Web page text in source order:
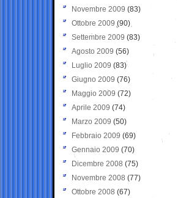
Novembre 2009 (83)
Ottobre 2009 (90)
Settembre 2009 (83)
Agosto 2009 (56)
Luglio 2009 (83)
Giugno 2009 (76)
Maggio 2009 (72)
Aprile 2009 (74)
Marzo 2009 (50)
Febbraio 2009 (69)
Gennaio 2009 (70)
Dicembre 2008 (75)
Novembre 2008 (77)
Ottobre 2008 (67)